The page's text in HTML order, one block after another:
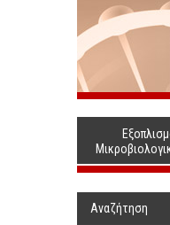
Αναζήτηση